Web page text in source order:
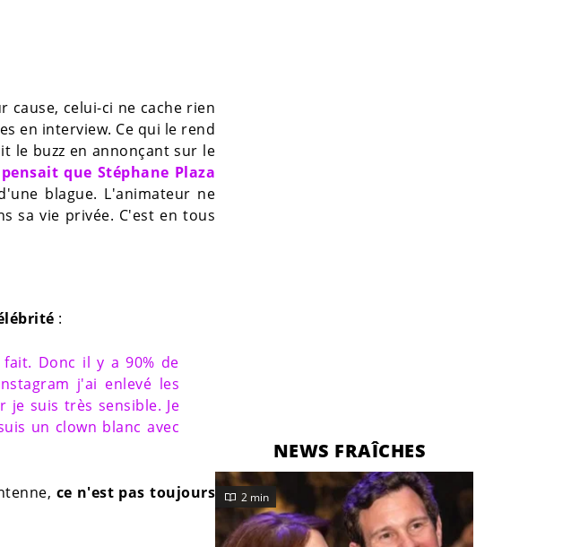
cause, celui-ci ne cache rien
en interview. Ce qui le rend
le buzz en annonçant sur le
pensait que Stéphane Plaza
blague. L'animateur ne
sa vie privée. C'est en tous
:
Donc il y a 90% de
j'ai enlevé les
suis très sensible. Je
un clown blanc avec
ce n'est pas toujours
NEWS FRAÎCHES
2 min